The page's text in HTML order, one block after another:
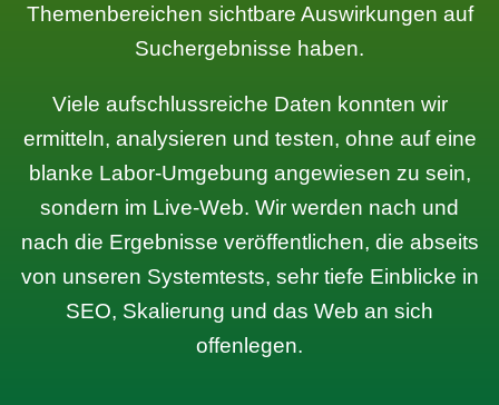
Themenbereichen sichtbare Auswirkungen auf
Suchergebnisse haben.
Viele aufschlussreiche Daten konnten wir
ermitteln, analysieren und testen, ohne auf eine
blanke Labor-Umgebung angewiesen zu sein,
sondern im Live-Web. Wir werden nach und
nach die Ergebnisse veröffentlichen, die abseits
von unseren Systemtests, sehr tiefe Einblicke in
SEO, Skalierung und das Web an sich
offenlegen.